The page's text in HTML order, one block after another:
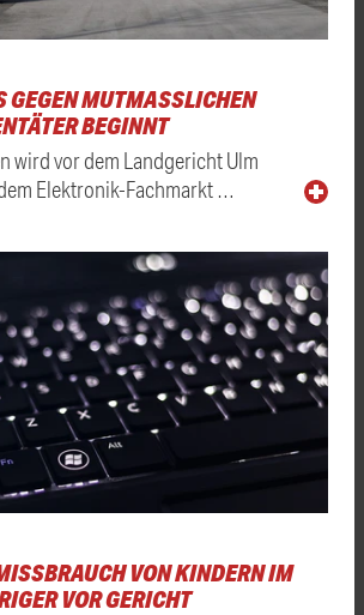
MUTMASSLICHEN M
BEGINNT
wird vor dem Landgericht Ulm
Elektronik-Fachmarkt …
VON KINDERN IM
VOR GERICHT